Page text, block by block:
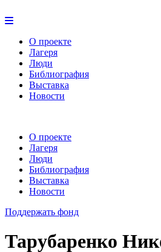
О проекте
Лагеря
Люди
Библиография
Выставка
Новости
О проекте
Лагеря
Люди
Библиография
Выставка
Новости
Поддержать фонд
Тарубаренко